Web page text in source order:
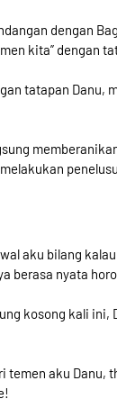
dengan
kita” dengan
tatapan Danu,
aku bilang
berasa nyata
kosong kali ini,
temen aku Danu,